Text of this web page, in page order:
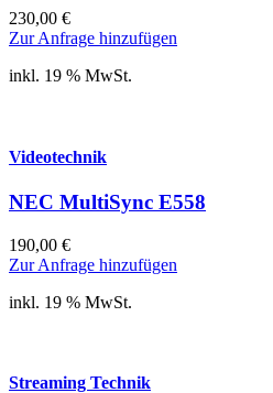
230,00 €
Zur Anfrage hinzufügen
inkl. 19 % MwSt.
Videotechnik
NEC MultiSync E558
190,00 €
Zur Anfrage hinzufügen
inkl. 19 % MwSt.
Streaming Technik